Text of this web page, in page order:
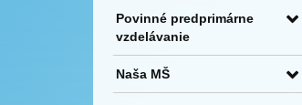
Povinné predprimárne
vzdelávanie
Naša MŠ